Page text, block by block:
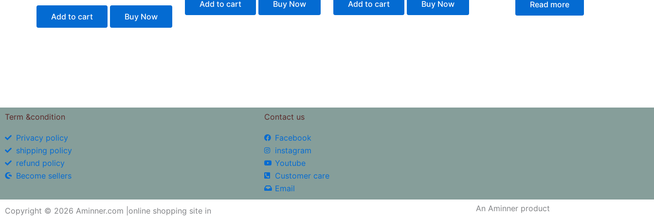
Add to cart Buy Now
Add to cart Buy Now Add to cart Buy Now Read more
Term &condition
Privacy policy
shipping policy
refund policy
Become sellers
Contact us
Facebook
instagram
Youtube
Customer care
Email
Copyright © 2026 Aminner.com |online shopping site in An Aminner product